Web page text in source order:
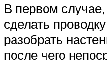
В первом
сделать
разобрать
после чего